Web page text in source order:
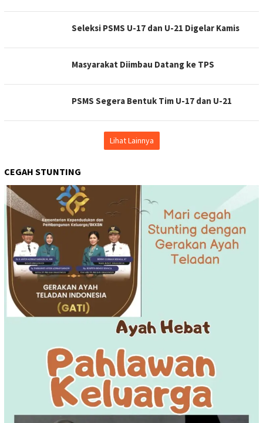
Seleksi PSMS U-17 dan U-21 Digelar Kamis
Masyarakat Diimbau Datang ke TPS
PSMS Segera Bentuk Tim U-17 dan U-21
Lihat Lainnya
CEGAH STUNTING